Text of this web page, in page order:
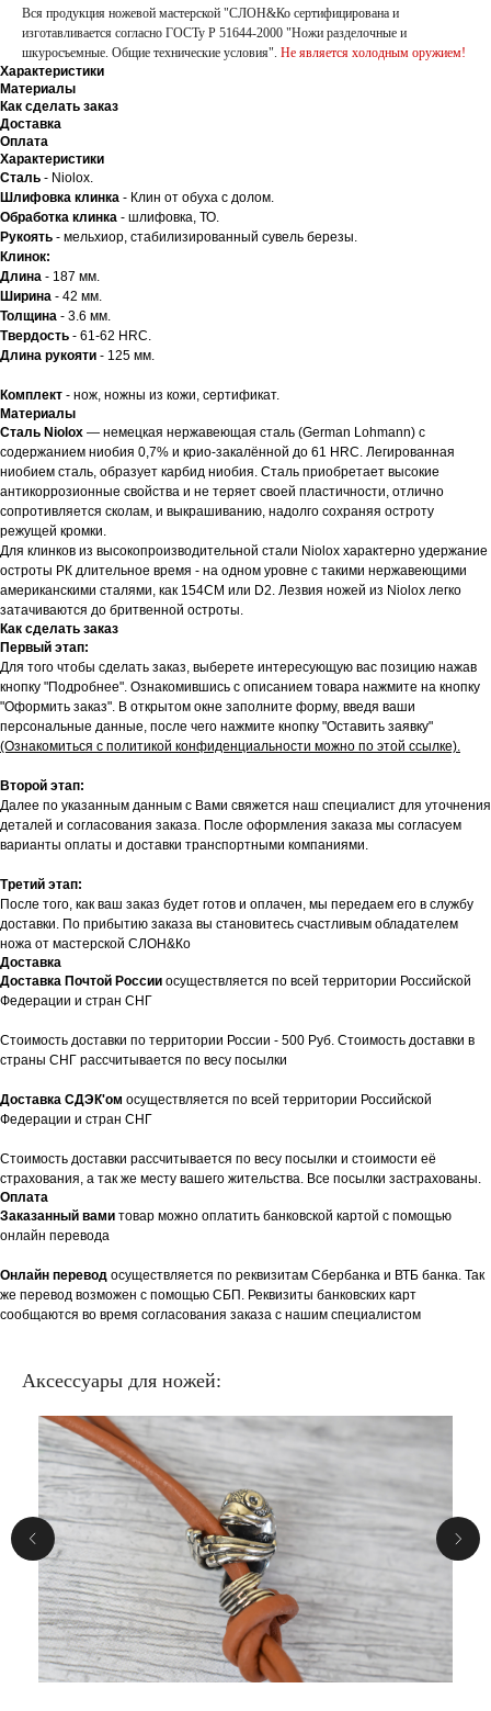
Вся продукция ножевой мастерской "СЛОН&Ко сертифицирована и
изготавливается согласно ГОСТу Р 51644-2000 "Ножи разделочные и
шкуросъемные. Общие технические условия". Не является холодным оружием!
Характеристики
Материалы
Как сделать заказ
Доставка
Оплата
Характеристики
Сталь - Niolox.
Шлифовка клинка - Клин от обуха с долом.
Обработка клинка - шлифовка, ТО.
Рукоять - мельхиор, стабилизированный сувель березы.
Клинок:
Длина - 187 мм.
Ширина - 42 мм.
Толщина - 3.6 мм.
Твердость - 61-62 HRC.
Длина рукояти - 125 мм.
Комплект - нож, ножны из кожи, сертификат.
Материалы
Сталь Niolox — немецкая нержавеющая сталь (German Lohmann) с
содержанием ниобия 0,7% и крио-закалённой до 61 HRC. Легированная
ниобием сталь, образует карбид ниобия. Сталь приобретает высокие
антикоррозионные свойства и не теряет своей пластичности, отлично
сопротивляется сколам, и выкрашиванию, надолго сохраняя остроту
режущей кромки.
Для клинков из высокопроизводительной стали Niolox характерно удержание
остроты РК длительное время - на одном уровне с такими нержавеющими
американскими сталями, как 154CM или D2. Лезвия ножей из Niolox легко
затачиваются до бритвенной остроты.
Как сделать заказ
Первый этап:
Для того чтобы сделать заказ, выберете интересующую вас позицию нажав
кнопку "Подробнее". Ознакомившись с описанием товара нажмите на кнопку
"Оформить заказ". В открытом окне заполните форму, введя ваши
персональные данные, после чего нажмите кнопку "Оставить заявку"
(Ознакомиться с политикой конфиденциальности можно по этой ссылке).
Второй этап:
Далее по указанным данным с Вами свяжется наш специалист для уточнения
деталей и согласования заказа. После оформления заказа мы согласуем
варианты оплаты и доставки транспортными компаниями.
Третий этап:
После того, как ваш заказ будет готов и оплачен, мы передаем его в службу
доставки. По прибытию заказа вы становитесь счастливым обладателем
ножа от мастерской СЛОН&Ко
Доставка
Доставка Почтой России осуществляется по всей территории Российской
Федерации и стран СНГ
Стоимость доставки по территории России - 500 Руб. Стоимость доставки в
страны СНГ рассчитывается по весу посылки
Доставка СДЭК'ом осуществляется по всей территории Российской
Федерации и стран СНГ
Стоимость доставки рассчитывается по весу посылки и стоимости её
страхования, а так же месту вашего жительства. Все посылки застрахованы.
Оплата
Заказанный вами товар можно оплатить банковской картой с помощью
онлайн перевода
Онлайн перевод осуществляется по реквизитам Сбербанка и ВТБ банка. Так
же перевод возможен с помощью СБП. Реквизиты банковских карт
сообщаются во время согласования заказа с нашим специалистом
Аксессуары для ножей: